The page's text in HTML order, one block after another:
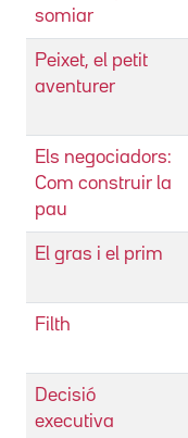
somiar
Peixet, el petit
aventurer
Els negociadors:
Com construir la
pau
El gras i el prim
Filth
Decisió
executiva